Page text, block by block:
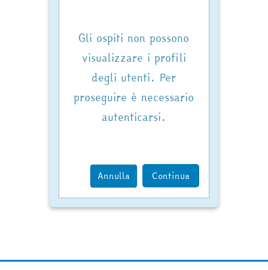
Gli ospiti non possono
visualizzare i profili
degli utenti. Per
proseguire è necessario
autenticarsi.
Annulla Continua